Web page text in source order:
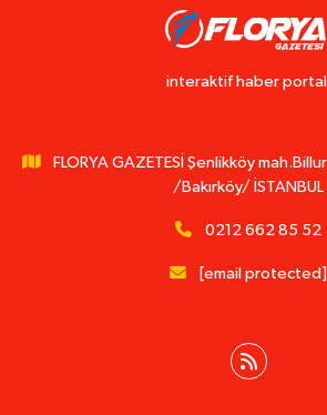
interaktif haber
FLORYA GAZETESİ Şenlikköy
/Bakırköy/ İSTANBUL
0212 662 85 52
[email protected]